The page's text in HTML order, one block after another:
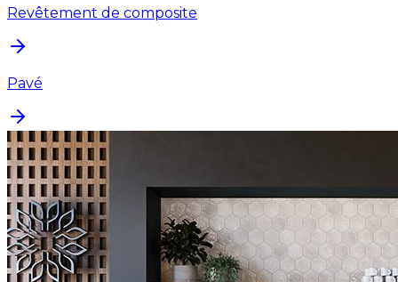
Revêtement de composite
Pavé